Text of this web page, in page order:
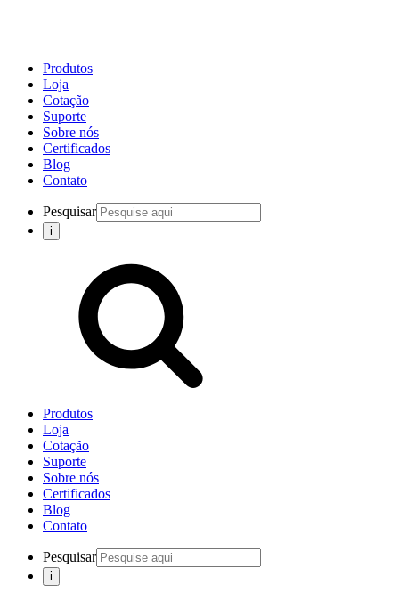
Produtos
Loja
Cotação
Suporte
Sobre nós
Certificados
Blog
Contato
Pesquisar
Produtos
Loja
Cotação
Suporte
Sobre nós
Certificados
Blog
Contato
Pesquisar